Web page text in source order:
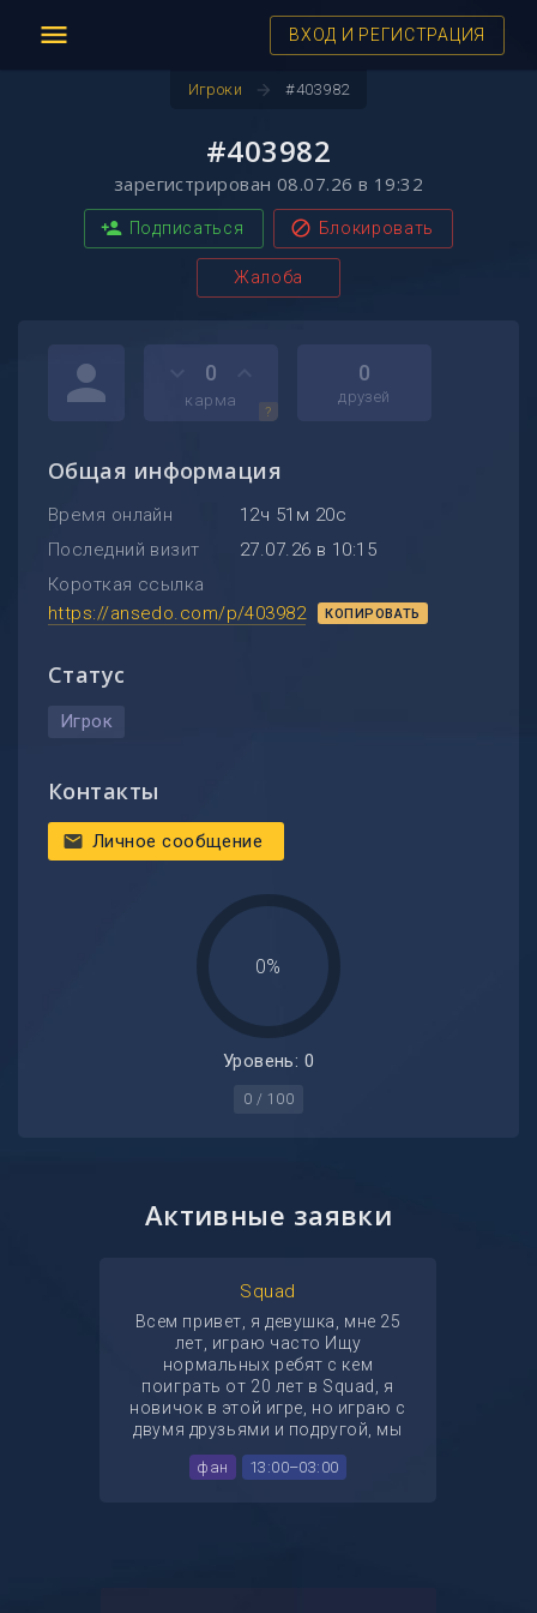
menu ВХОД И РЕГИСТРАЦИЯ
Игроки arrow_forward #403982
#403982
зарегистрирован 08.07.26 в 19:32
person_add Подписаться block Блокировать
Жалоба
person
?
0
карма
0
друзей
Общая информация
Время онлайн
12ч 51м 20с
Последний визит
27.07.26 в 10:15
Короткая ссылка
https://ansedo.com/p/403982
КОПИРОВАТЬ
Статус
Игрок
Контакты
mail Личное сообщение
0%
Уровень: 0
0 / 100
Активные заявки
Squad
Всем привет, я девушка, мне 25
лет, играю часто Ищу
нормальных ребят с кем
поиграть от 20 лет в Squad, я
новичок в этой игре, но играю с
двумя друзьями и подругой, мы
ищем к себе в команду веселых
ребят что бы вместе повоевать и
фан 13:00–03:00